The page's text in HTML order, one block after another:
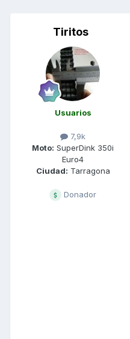
Tiritos
Usuarios
7,9k
Moto: SuperDink 350i
Euro4
Ciudad: Tarragona
Donador